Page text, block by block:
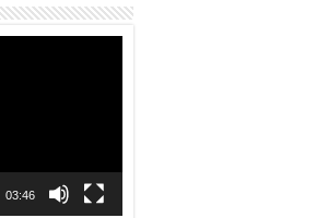
03:46